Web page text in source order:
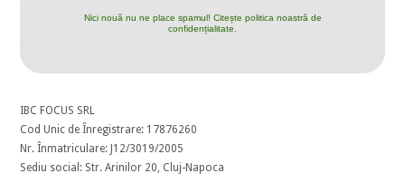
Nici nouă nu ne place spamul! Citește politica noastră de
confidențialitate.
IBC FOCUS SRL
Cod Unic de Înregistrare: 17876260
Nr. Înmatriculare: J12/3019/2005
Sediu social: Str. Arinilor 20, Cluj-Napoca